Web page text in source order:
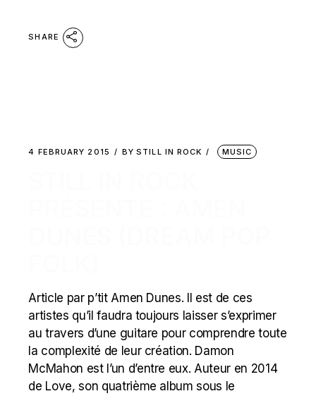
SHARE
4 FEBRUARY 2015 BY STILL IN ROCK MUSIC
Article par p’tit Amen Dunes. Il est de ces
artistes qu’il faudra toujours laisser s’exprimer
au travers d’une guitare pour comprendre toute
la complexité de leur création. Damon
McMahon est l’un d’entre eux. Auteur en 2014
de Love, son quatrième album sous le